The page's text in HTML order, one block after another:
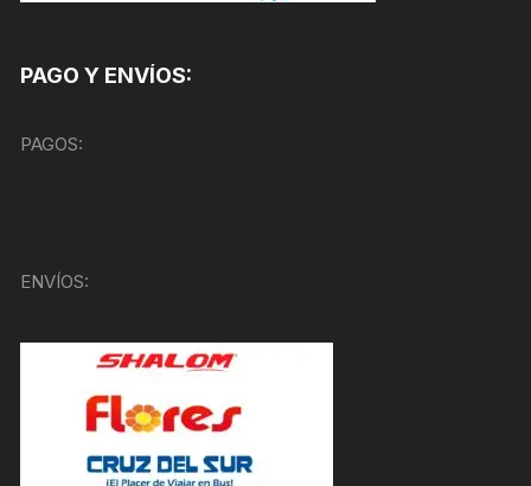
PAGO Y ENVÍOS:
PAGOS:
ENVÍOS: